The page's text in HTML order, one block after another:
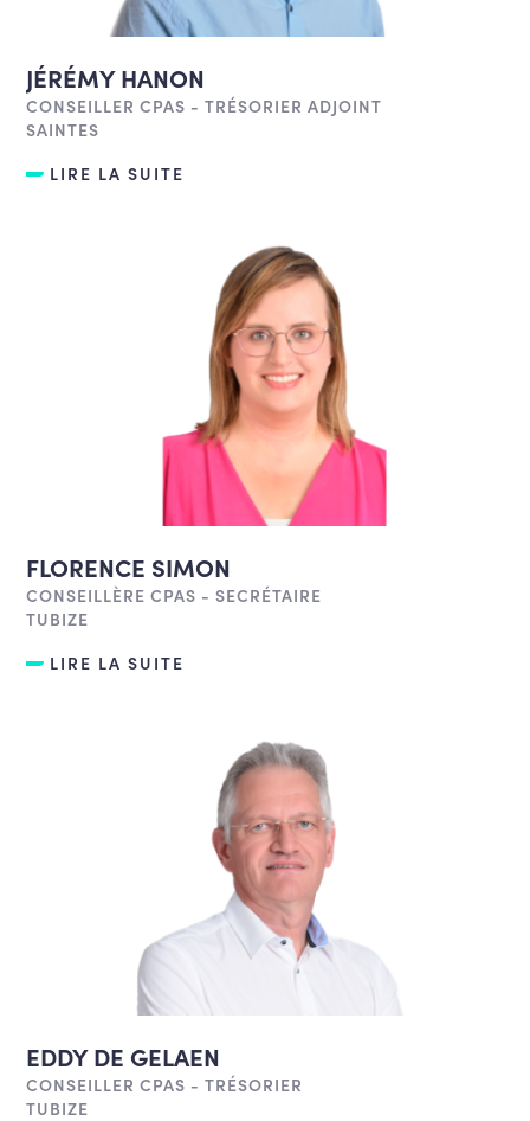
JÉRÉMY HANON
CONSEILLER CPAS - TRÉSORIER ADJOINT
SAINTES
LIRE LA SUITE
FLORENCE SIMON
CONSEILLÈRE CPAS - SECRÉTAIRE
TUBIZE
LIRE LA SUITE
EDDY DE GELAEN
CONSEILLER CPAS - TRÉSORIER
TUBIZE